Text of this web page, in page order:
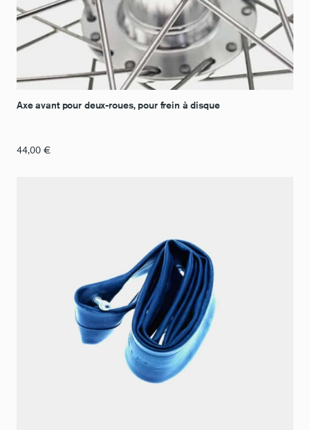
Axe avant pour deux-roues, pour frein à disque
44,00 €